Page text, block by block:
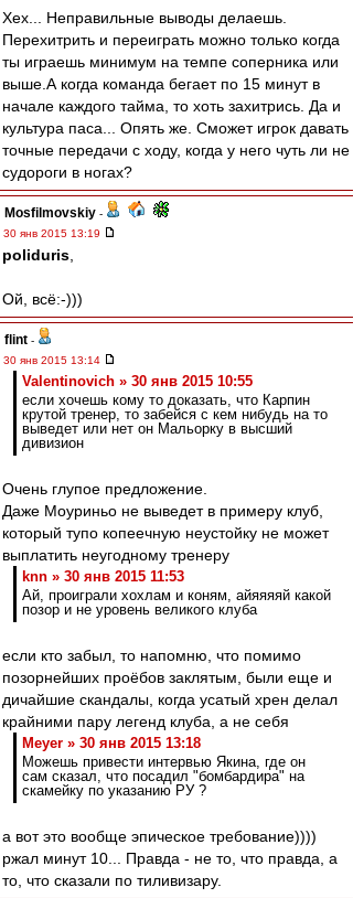
Хех... Неправильные выводы делаешь.
Перехитрить и переиграть можно только когда
ты играешь минимум на темпе соперника или
выше.А когда команда бегает по 15 минут в
начале каждого тайма, то хоть захитрись. Да и
культура паса... Опять же. Сможет игрок давать
точные передачи с ходу, когда у него чуть ли не
судороги в ногах?
Mosfilmovskiy -
30 янв 2015 13:19
poliduris
Ой, всё:-)))
flint -
30 янв 2015 13:14
Valentinovich » 30 янв 2015 10:55
если хочешь кому то доказать, что Карпин
крутой тренер, то забейся с кем нибудь на то
выведет или нет он Мальорку в высший
дивизион
Очень глупое предложение.
Даже Моуриньо не выведет в примеру клуб,
который тупо копеечную неустойку не может
выплатить неугодному тренеру
knn » 30 янв 2015 11:53
Ай, проиграли хохлам и коням, айяяяяй какой
позор и не уровень великого клуба
если кто забыл, то напомню, что помимо
позорнейших проёбов заклятым, были еще и
дичайшие скандалы, когда усатый хрен делал
крайними пару легенд клуба, а не себя
Meyer » 30 янв 2015 13:18
Можешь привести интервью Якина, где он
сам сказал, что посадил "бомбардира" на
скамейку по указанию РУ ?
а вот это вообще эпическое требование))))
ржал минут 10... Правда - не то, что правда, а
то, что сказали по тиливизару.